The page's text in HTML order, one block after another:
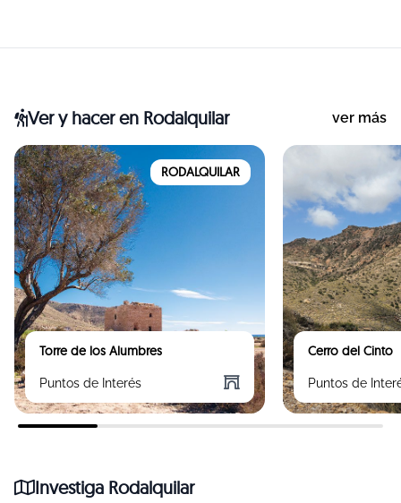
Ver y haceren Rodalquilar ver más
RODALQUILAR
Torre de los Alumbres
Puntos de Interés
Cerro del Cinto
Puntos de
Investiga Rodalquilar